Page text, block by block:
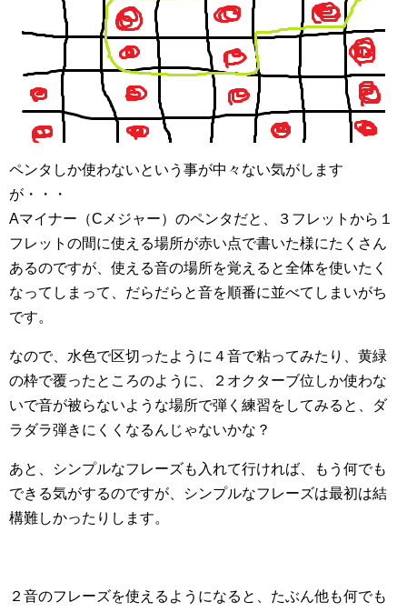
ペンタしか使わないという事が中々ない気がします
が・・・
Aマイナー（Cメジャー）のペンタだと、３フレットから１
フレットの間に使える場所が赤い点で書いた様にたくさん
あるのですが、使える音の場所を覚えると全体を使いたく
なってしまって、だらだらと音を順番に並べてしまいがち
です。
なので、水色で区切ったように４音で粘ってみたり、黄緑
の枠で覆ったところのように、２オクターブ位しか使わな
いで音が被らないような場所で弾く練習をしてみると、ダ
ラダラ弾きにくくなるんじゃないかな？
あと、シンプルなフレーズも入れて行ければ、もう何でも
できる気がするのですが、シンプルなフレーズは最初は結
構難しかったりします。
２音のフレーズを使えるようになると、たぶん他も何でも